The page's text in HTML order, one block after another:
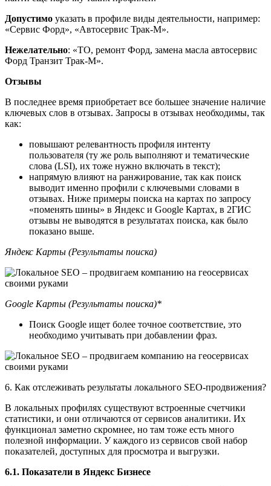
Допустимо указать в профиле виды деятельности, например:
«Сервис Форд», «Автосервис Трак-М».
Нежелательно: «ТО, ремонт Форд, замена масла автосервис
Форд Транзит Трак-М».
Отзывы
В последнее время приобретает все большее значение наличие
ключевых слов в отзывах. Запросы в отзывах необходимы, так
как:
повышают релевантность профиля интенту
пользователя (ту же роль выполняют и тематические
слова (LSI), их тоже нужно включать в текст);
напрямую влияют на ранжирование, так как поиск
выводит именно профили с ключевыми словами в
отзывах. Ниже примеры поиска на картах по запросу
«поменять шины» в Яндекс и Google Картах, в 2ГИС
отзывы не выводятся в результатах поиска, как было
показано выше.
Яндекс Карты (Результаты поиска)
Google Карты (Результаты поиска)*
Поиск Google ищет более точное соответствие, это
необходимо учитывать при добавлении фраз.
6. Как отслеживать результаты локального SEO-продвижения?
В локальных профилях существуют встроенные счетчики
статистики, и они отличаются от сервисов аналитики. Их
функционал заметно скромнее, но там тоже есть много
полезной информации. У каждого из сервисов свой набор
показателей, доступных для просмотра и выгрузки.
6.1. Показатели в Яндекс Бизнесе